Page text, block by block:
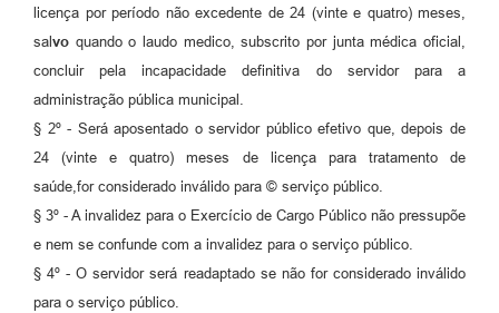
licença por período não excedente de 24 (vinte e quatro) meses,
salvo quando o laudo medico, subscrito por junta médica oficial,
concluir pela incapacidade definitiva do servidor para a
administração pública municipal.
§ 2º - Será aposentado o servidor público efetivo que, depois de
24 (vinte e quatro) meses de licença para tratamento de
saúde,for considerado inválido para © serviço público.
§ 3º - A invalidez para o Exercício de Cargo Público não pressupõe
e nem se confunde com a invalidez para o serviço público.
§ 4º - O servidor será readaptado se não for considerado inválido
para o serviço público.